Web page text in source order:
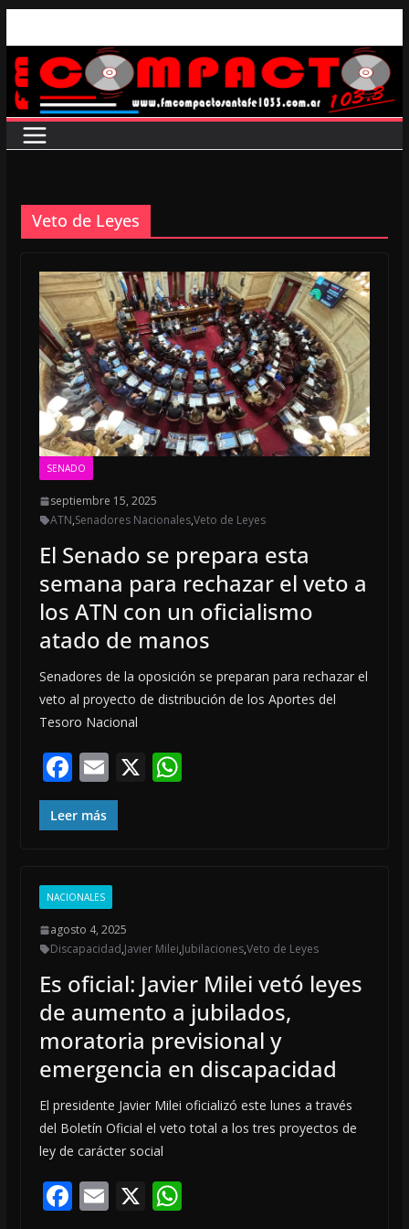
al
contenido
Veto de Leyes
SENADO
septiembre 15, 2025
ATN,Senadores Nacionales,Veto de Leyes
El Senado se prepara esta
semana para rechazar el veto a
los ATN con un oficialismo
atado de manos
Senadores de la oposición se preparan para rechazar el
veto al proyecto de distribución de los Aportes del
Tesoro Nacional
F
ac
e
o
o
k
E
m
ai
X W
p
Leer más
NACIONALES
agosto 4, 2025
Discapacidad,Javier Milei,Jubilaciones,Veto de Leyes
Es oficial: Javier Milei vetó leyes
de aumento a jubilados,
moratoria previsional y
emergencia en discapacidad
El presidente Javier Milei oficializó este lunes a través
del Boletín Oficial el veto total a los tres proyectos de
ley de carácter social
F E X W